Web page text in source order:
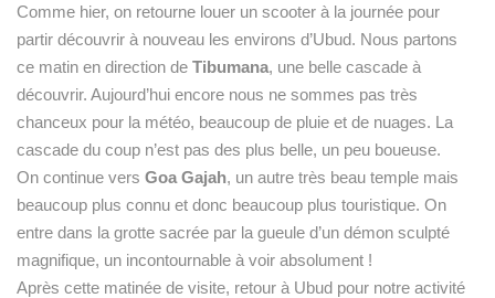
Comme hier, on retourne louer un scooter à la journée pour
partir découvrir à nouveau les environs d’Ubud. Nous partons
ce matin en direction de Tibumana, une belle cascade à
découvrir. Aujourd’hui encore nous ne sommes pas très
chanceux pour la météo, beaucoup de pluie et de nuages. La
cascade du coup n’est pas des plus belle, un peu boueuse.
On continue vers Goa Gajah, un autre très beau temple mais
beaucoup plus connu et donc beaucoup plus touristique. On
entre dans la grotte sacrée par la gueule d’un démon sculpté
magnifique, un incontournable à voir absolument !
Après cette matinée de visite, retour à Ubud pour notre activité